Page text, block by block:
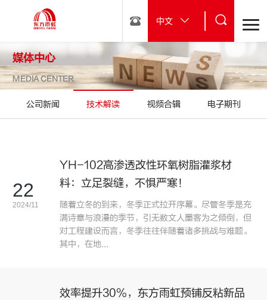
中文
媒体中心
MEDIA CENTER
公司新闻 技术解读 视频合辑 电子期刊
22
2024/11
YH-102高渗透改性环氧树脂灌浆材
料：立足裂缝，不惧严寒！
随着立冬的到来，冬季正式拉开序幕。尽管冬季是充
满诗意与浪漫的季节，引无数文人墨客为之倾倒，但
对工程建设而言，冬季往往伴随着诸多挑战与难题。
其中，在地...
效率提升30%，东方雨虹预铺反粘新品